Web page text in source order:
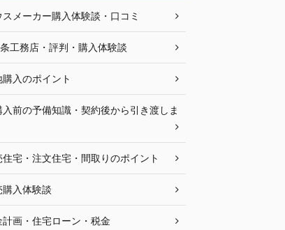
スメーカー購入体験談・口コミ
工務店・評判・購入体験談
購入のポイント
入前の予備知識・契約後から引き渡しま
住宅・注文住宅・間取りのポイント
購入体験談
計画・住宅ローン・税金